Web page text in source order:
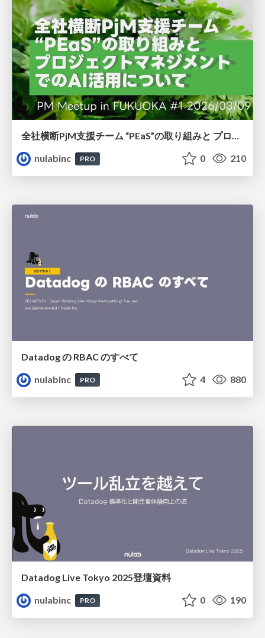
全社横断PjM⽀援チーム “PEaS”の取り組みと プロジェクトマネジメント でのAI活⽤について
nulabinc
PRO 0 210
Datadog の RBAC のすべて
nulabinc
PRO 4 880
Datadog Live Tokyo 2025登壇資料
nulabinc
PRO 0 190